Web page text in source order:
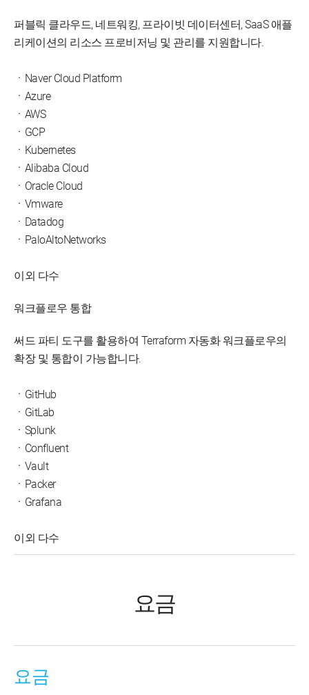
퍼블릭 클라우드, 네트워킹, 프라이빗 데이터센터, SaaS 애플
리케이션의 리소스 프로비저닝 및 관리를 지원합니다.
ㆍNaver Cloud Platform
ㆍAzure
ㆍAWS
ㆍGCP
ㆍKubernetes
ㆍAlibaba Cloud
ㆍOracle Cloud
ㆍVmware
ㆍDatadog
ㆍPaloAltoNetworks
이외 다수
워크플로우 통합
써드 파티 도구를 활용하여 Terraform 자동화 워크플로우의
확장 및 통합이 가능합니다.
ㆍGitHub
ㆍGitLab
ㆍSplunk
ㆍConfluent
ㆍVault
ㆍPacker
ㆍGrafana
이외 다수
요금
요금